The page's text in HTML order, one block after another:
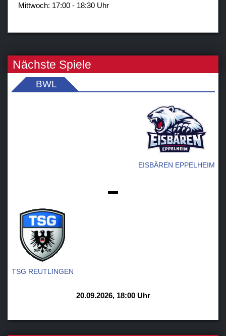
Mittwoch: 17:00 - 18:30 Uhr
Nächste Spiele
BWL
EISBÄREN EPPELHEIM
-
TSG REUTLINGEN
20.09.2026, 18:00 Uhr